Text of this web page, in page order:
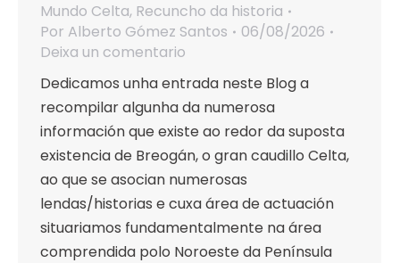
Mundo Celta, Recuncho da historia
Por Alberto Gómez Santos
06/08/2026
Deixa un comentario
Dedicamos unha entrada neste Blog a
recompilar algunha da numerosa
información que existe ao redor da suposta
existencia de Breogán, o gran caudillo Celta,
ao que se asocian numerosas
lendas/historias e cuxa área de actuación
situariamos fundamentalmente na área
comprendida polo Noroeste da Península